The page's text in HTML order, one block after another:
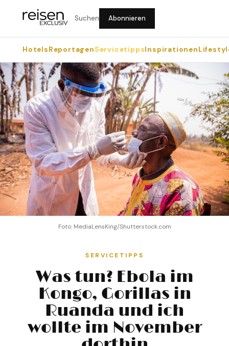
Suchen Abonnieren
HotelsReportagenServicetippsInspirationen
Foto: MediaLensKing/Shutterstock.com
SERVICETIPPS
Was tun? Ebola im
Kongo, Gorillas in
Ruanda und ich
wollte im November